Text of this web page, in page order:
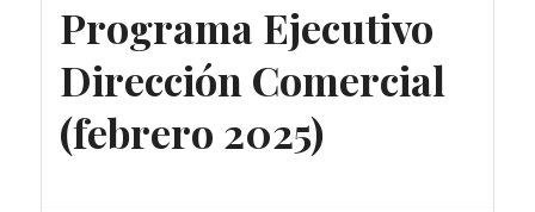
Programa Ejecutivo
Dirección Comercial
(febrero 2025)